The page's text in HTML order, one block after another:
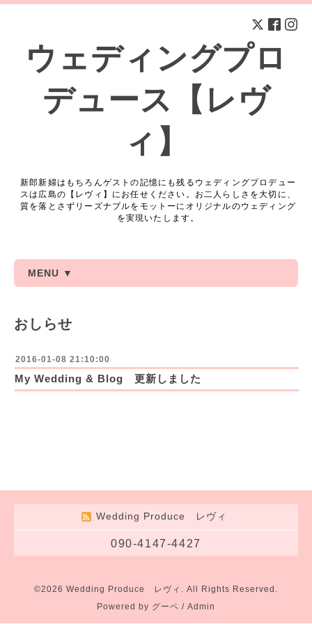
ウェディングプロ
デュース【レヴ
ィ】
新郎新婦はもちろんゲストの記憶にも残るウェディングプロデュー
スは広島の【レヴィ】にお任せください。お二人らしさを大切に、
質を落とさずリーズナブルをモットーにオリジナルのウェディング
を実現いたします。
MENU ▼
おしらせ
2016-01-08 21:10:00
My Wedding & Blog 更新しました
Wedding Produce レヴィ
090-4147-4427
©2026 Wedding Produce レヴィ . All Rights Reserved.
Powered by グーペ / Admin